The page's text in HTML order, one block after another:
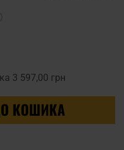
3 597,00 грн
КОШИКА